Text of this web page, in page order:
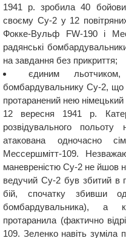
1941 р. зробила 40
своєму Су-2 у 12
Фокке-Вульф FW-190 і
радянські
на завдання без прикриття;
єдиним
бомбардувальнику Су-2, що
протаранений нею
12 вересня 1941 р.
розвідувального
атакована одночасно
Мессершмітт-109.
маневреністю Су-2 не йшов
ведучий Су-2 був збитий в
бій, спочатку збивши
бомбардувальника), а
протаранила (фактично
109. Зеленко навіть зуміла